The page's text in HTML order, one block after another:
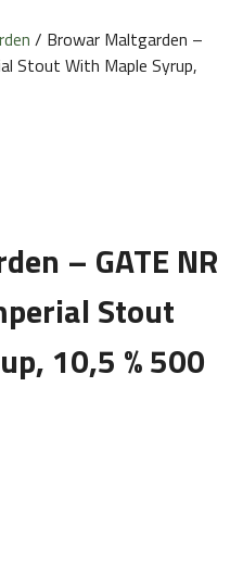
/ Browar Maltgarden –
Stout With Maple Syrup,
– GATE NR
Stout
10,5 % 500